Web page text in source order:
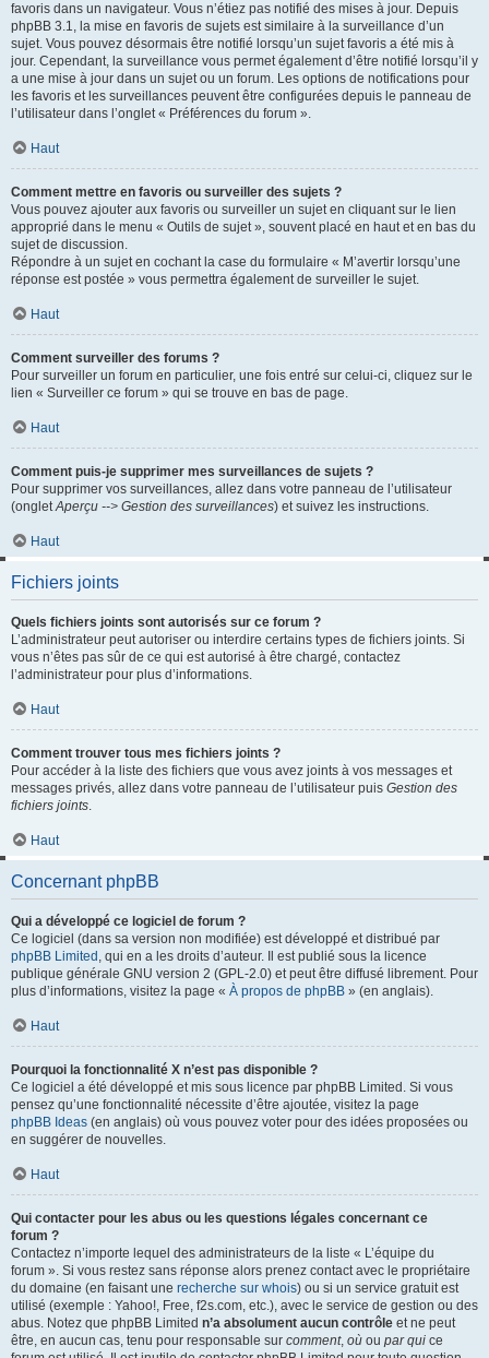
favoris dans un navigateur. Vous n’étiez pas notifié des mises à jour. Depuis
phpBB 3.1, la mise en favoris de sujets est similaire à la surveillance d’un
sujet. Vous pouvez désormais être notifié lorsqu’un sujet favoris a été mis à
jour. Cependant, la surveillance vous permet également d’être notifié lorsqu’il y
a une mise à jour dans un sujet ou un forum. Les options de notifications pour
les favoris et les surveillances peuvent être configurées depuis le panneau de
l’utilisateur dans l’onglet « Préférences du forum ».
Haut
Comment mettre en favoris ou surveiller des sujets ?
Vous pouvez ajouter aux favoris ou surveiller un sujet en cliquant sur le lien
approprié dans le menu « Outils de sujet », souvent placé en haut et en bas du
sujet de discussion.
Répondre à un sujet en cochant la case du formulaire « M’avertir lorsqu’une
réponse est postée » vous permettra également de surveiller le sujet.
Haut
Comment surveiller des forums ?
Pour surveiller un forum en particulier, une fois entré sur celui-ci, cliquez sur le
lien « Surveiller ce forum » qui se trouve en bas de page.
Haut
Comment puis-je supprimer mes surveillances de sujets ?
Pour supprimer vos surveillances, allez dans votre panneau de l’utilisateur
(ongletAperçu --> Gestion des surveillances) et suivez les instructions.
Haut
Fichiers joints
Quels fichiers joints sont autorisés sur ce forum ?
L’administrateur peut autoriser ou interdire certains types de fichiers joints. Si
vous n’êtes pas sûr de ce qui est autorisé à être chargé, contactez
l’administrateur pour plus d’informations.
Haut
Comment trouver tous mes fichiers joints ?
Pour accéder à la liste des fichiers que vous avez joints à vos messages et
messages privés, allez dans votre panneau de l’utilisateur puis Gestion des
fichiers joints.
Haut
Concernant phpBB
Qui a développé ce logiciel de forum ?
Ce logiciel (dans sa version non modifiée) est développé et distribué par
phpBB Limited , qui en a les droits d’auteur. Il est publié sous la licence
publique générale GNU version 2 (GPL-2.0) et peut être diffusé librement. Pour
plus d’informations, visitez la page « À propos de phpBB » (en anglais).
Haut
Pourquoi la fonctionnalité X n’est pas disponible ?
Ce logiciel a été développé et mis sous licence par phpBB Limited. Si vous
pensez qu’une fonctionnalité nécessite d’être ajoutée, visitez la page
phpBB Ideas (en anglais) où vous pouvez voter pour des idées proposées ou
en suggérer de nouvelles.
Haut
Qui contacter pour les abus ou les questions légales concernant ce
forum ?
Contactez n’importe lequel des administrateurs de la liste « L’équipe du
forum ». Si vous restez sans réponse alors prenez contact avec le propriétaire
du domaine (en faisant une recherche sur whois) ou si un service gratuit est
utilisé (exemple : Yahoo!, Free, f2s.com, etc.), avec le service de gestion ou des
abus. Notez que phpBB Limited n’a absolument aucun contrôle et ne peut
être, en aucun cas, tenu pour responsable sur comment, où ou par qui ce